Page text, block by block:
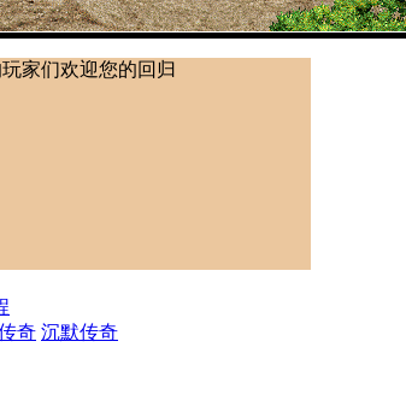
奇 沉默传奇